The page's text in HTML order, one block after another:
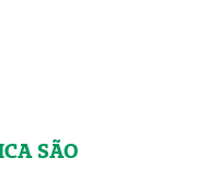
SÃO